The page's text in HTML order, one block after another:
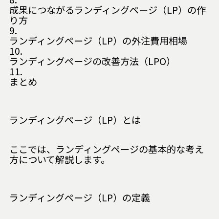
成果につながるランディングページ（LP）の作
り方
9.
ランディングページ（LP）の外注費用相場
10.
ランディングページの改善方法（LPO）
11.
まとめ
ランディングページ（LP）とは
ここでは、ランディングページの基本的な考え
方について解説します。
ランディングページ（LP）の定義